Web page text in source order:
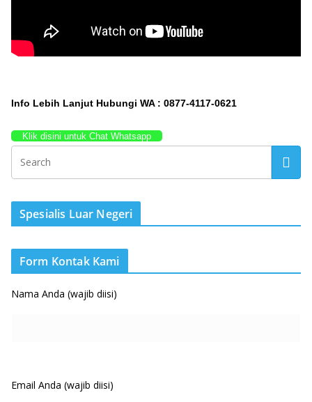
Info Lebih Lanjut Hubungi WA : 0877-4117-0621
Klik disini untuk Chat Whatsapp
Spesialis Luar Negeri
Form Kontak Kami
Nama Anda (wajib diisi)
Email Anda (wajib diisi)